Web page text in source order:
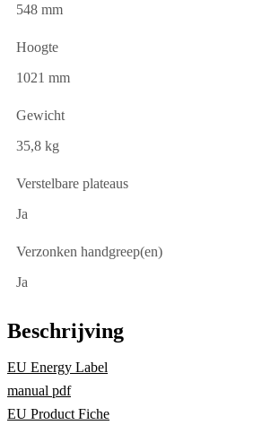
548 mm
Hoogte
1021 mm
Gewicht
35,8 kg
Verstelbare plateaus
Ja
Verzonken handgreep(en)
Ja
Beschrijving
EU Energy Label
manual pdf
EU Product Fiche